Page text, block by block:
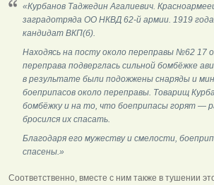
«Курбанов Таджедин Агалиевич.
заградотряда ОО НКВД 62-й армии. 1919 года
кандидат ВКП(б).
Находясь на посту около переправы №62 17
переправа подверглась сильной бомбёжке
в результате были подожжены снаряды и
боеприпасов около переправы. Товарищ
бомбёжку и на то, что боеприпасы горят —
бросился их спасать.
Благодаря его мужеству и смелости,
спасены.»
Соответственно, вместе с ним также в тушении